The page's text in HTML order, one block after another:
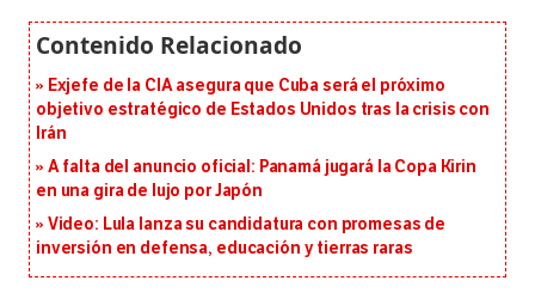
Exjefe de la CIA asegura que Cuba será el próximo
objetivo estratégico de Estados Unidos tras la crisis con
Irán
A falta del anuncio oficial: Panamá jugará la Copa Kirin
en una gira de lujo por Japón
Video: Lula lanza su candidatura con promesas de
inversión en defensa, educación y tierras raras